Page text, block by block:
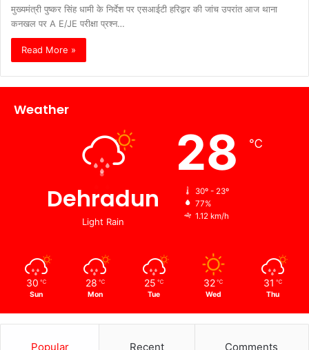
मुख्यमंत्री पुष्कर सिंह धामी के निर्देश पर एसआईटी हरिद्वार की जांच उपरांत आज थाना
कनखल पर A E/JE परीक्षा प्रश्न…
Read More »
Weather
Dehradun
Light Rain
28 ℃
30º - 23º
77%
1.12 km/h
30 ℃
Sun
28 ℃
Mon
25 ℃
Tue
32 ℃
Wed
31 ℃
Thu
Popular Recent Comments